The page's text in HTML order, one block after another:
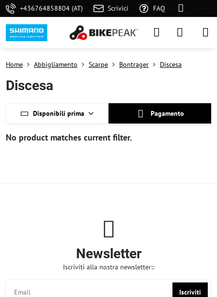
+436764858804 (AT) Scrivici FAQ
Home Abbigliamento Scarpe Bontrager Discesa
Discesa
Disponibili prima Pagamento
Newsletter
Iscriviti alla nostra newsletter::
Iscriviti